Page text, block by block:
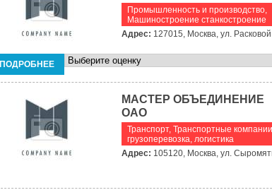
Промышленность и производство,
Машиностроение станкостроение
Адрес: 127015, Москва, ул.
ПОДРОБНЕЕ
МАСТЕР ОБЪЕДИНЕНИЕ
ОАО
Транспорт, Транспортные
грузоперевозка, логистика
Адрес: 105120, Москва, ул.